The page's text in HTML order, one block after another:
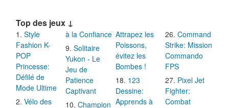
Top des jeux ↓
Style
Fashion K-
POP
Princesse:
Défilé de
Mode Ultime
Vélo des
à la Confiance
Solitaire
Yukon - Le
Jeu de
Patience
Captivant
Champion
Attrapez les
Poissons,
évitez les
Bombes !
123
Dessine:
Apprends à
Command
Strike: Mission
Commando
FPS
Pixel Jet
Fighter:
Combat